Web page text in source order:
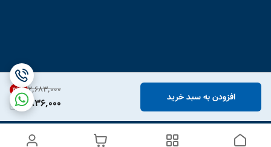
۲٬۶۸۳٬۰۰۰ 31%
1,836,000 افزودن به سبد خرید